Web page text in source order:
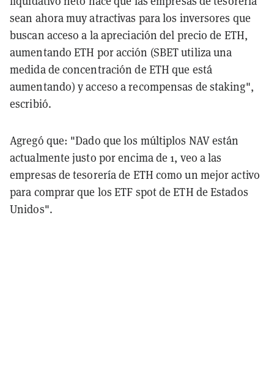
sean ahora muy atractivas para los inversores que
buscan acceso a la apreciación del precio de ETH,
aumentando ETH por acción (SBET utiliza una
medida de concentración de ETH que está
aumentando) y acceso a recompensas de staking",
escribió.
Agregó que: "Dado que los múltiplos NAV están
actualmente justo por encima de 1, veo a las
empresas de tesorería de ETH como un mejor activo
para comprar que los ETF spot de ETH de Estados
Unidos".